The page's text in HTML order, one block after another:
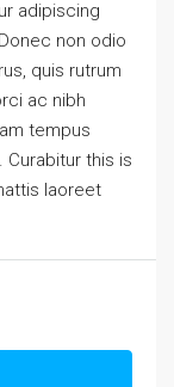
adipiscing
non odio
quis rutrum
ac nibh
tempus
this is
laoreet